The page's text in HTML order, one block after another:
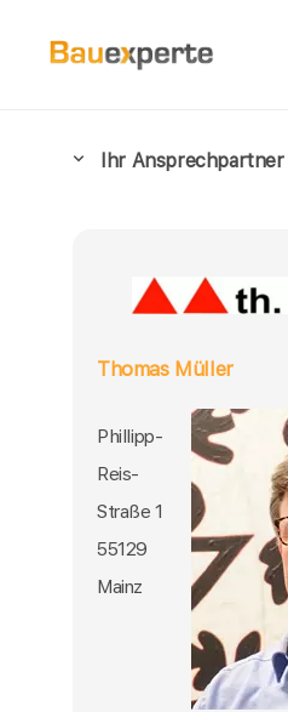
Ihr Ansprechpartner
Thomas Müller
Phillipp-
Reis-
Straße 1
55129
Mainz